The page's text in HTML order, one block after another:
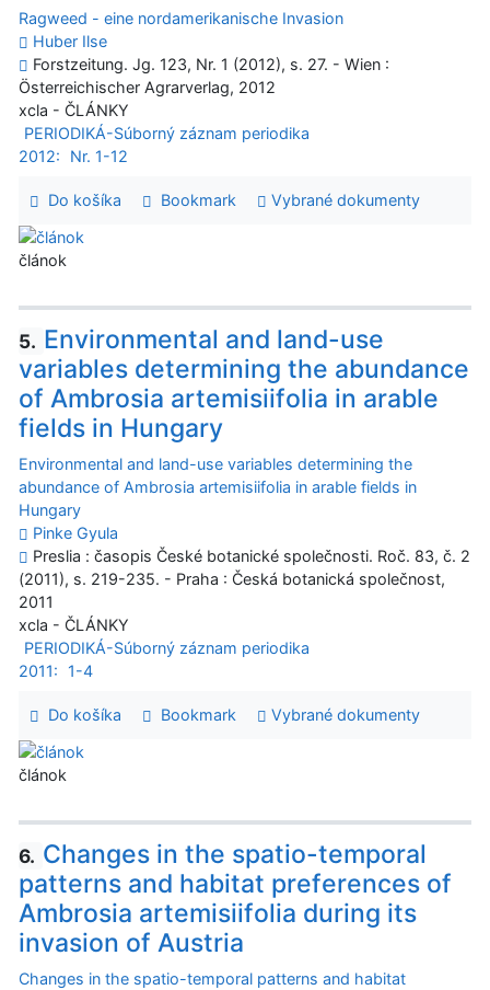
Ragweed - eine nordamerikanische Invasion
Huber Ilse
Forstzeitung. Jg. 123, Nr. 1 (2012), s. 27. - Wien :
Österreichischer Agrarverlag, 2012
xcla - ČLÁNKY
PERIODIKÁ-Súborný záznam periodika
2012:
Nr. 1-12
Do košíka Bookmark Vybrané dokumenty
článok
5. Environmental and land-use
variables determining the abundance
of Ambrosia artemisiifolia in arable
fields in Hungary
Environmental and land-use variables determining the
abundance of Ambrosia artemisiifolia in arable fields in
Hungary
Pinke Gyula
Preslia : časopis České botanické společnosti. Roč. 83, č. 2
(2011), s. 219-235. - Praha : Česká botanická společnost,
2011
xcla - ČLÁNKY
PERIODIKÁ-Súborný záznam periodika
2011:
1-4
Do košíka Bookmark Vybrané dokumenty
článok
6. Changes in the spatio-temporal
patterns and habitat preferences of
Ambrosia artemisiifolia during its
invasion of Austria
Changes in the spatio-temporal patterns and habitat